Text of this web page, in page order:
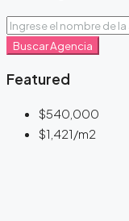
Buscar Agencia
Featured
$540,000
$1,421/m2